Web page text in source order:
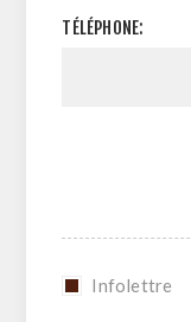
TÉLÉPHONE:
Infolettre